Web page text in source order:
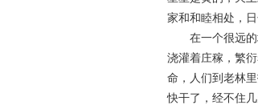
家和和睦相处，
在一个很远的
浇灌着庄稼，繁
命，人们到老林
快干了，经不住